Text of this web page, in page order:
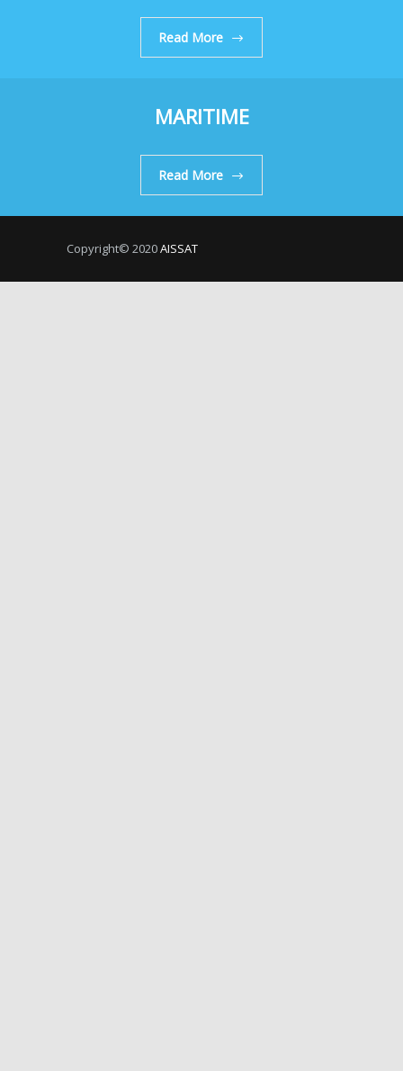
Read More
MARITIME
Read More
Copyright© 2020AISSAT